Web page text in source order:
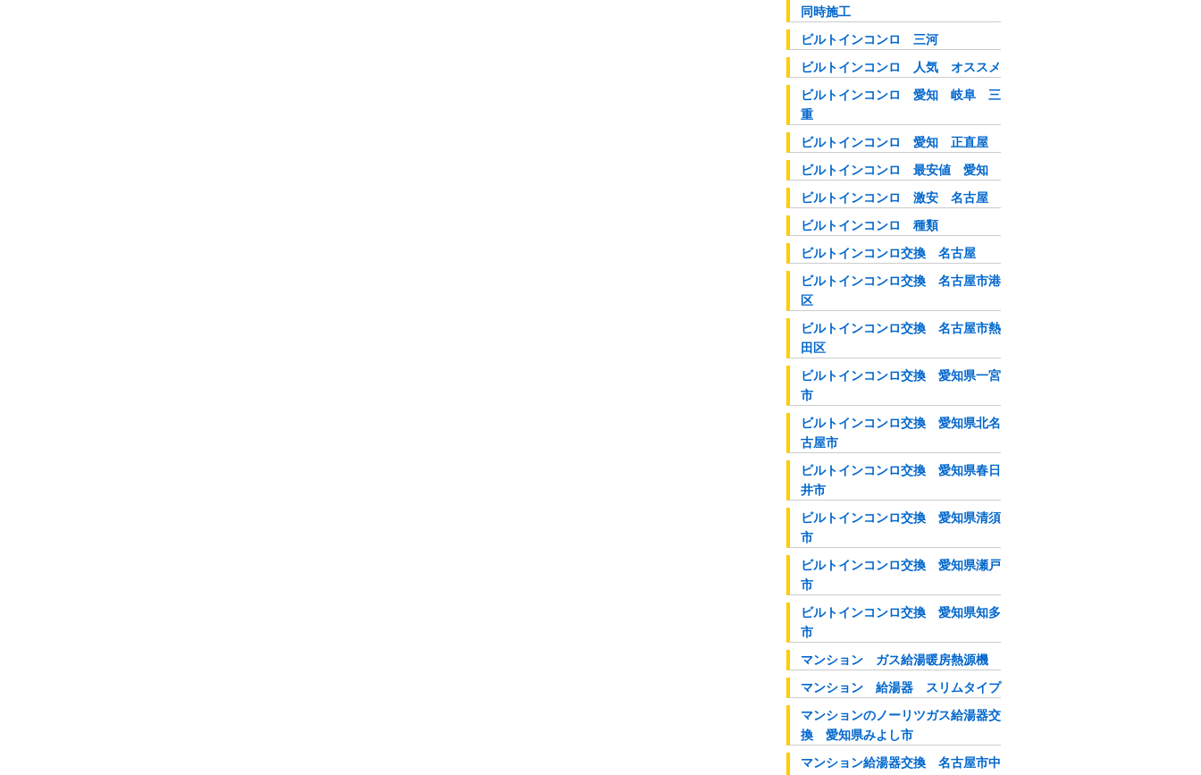
同時施工
ビルトインコンロ 三河
ビルトインコンロ 人気 オススメ
ビルトインコンロ 愛知 岐阜 三
重
ビルトインコンロ 愛知 正直屋
ビルトインコンロ 最安値 愛知
ビルトインコンロ 激安 名古屋
ビルトインコンロ 種類
ビルトインコンロ交換 名古屋
ビルトインコンロ交換 名古屋市港
区
ビルトインコンロ交換 名古屋市熱
田区
ビルトインコンロ交換 愛知県一宮
市
ビルトインコンロ交換 愛知県北名
古屋市
ビルトインコンロ交換 愛知県春日
井市
ビルトインコンロ交換 愛知県清須
市
ビルトインコンロ交換 愛知県瀬戸
市
ビルトインコンロ交換 愛知県知多
市
マンション ガス給湯暖房熱源機
マンション 給湯器 スリムタイプ
マンションのノーリツガス給湯器交
換 愛知県みよし市
マンション給湯器交換 名古屋市中